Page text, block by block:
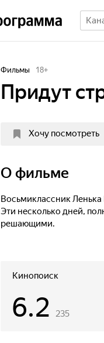
Фильмы 18+
Придут
Хочу посмотреть
О фильме
Восьмиклассник
Эти несколько дней,
решающими.
Кинопоиск
6.2 235